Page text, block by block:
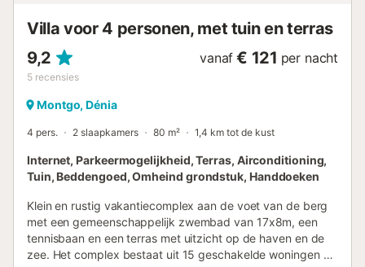
Villa voor 4 personen, met tuin en terras
9,2
5 recensies
vanaf € 121 per nacht
Montgo, Dénia
4 pers. 2 slaapkamers 80 m² 1,4 km tot de kust
Internet, Parkeermogelijkheid, Terras, Airconditioning,
Tuin, Beddengoed, Omheind grondstuk, Handdoeken
Klein en rustig vakantiecomplex aan de voet van de berg
met een gemeenschappelijk zwembad van 17x8m, een
tennisbaan en een terras met uitzicht op de haven en de
zee. Het complex bestaat uit 15 geschakelde woningen en